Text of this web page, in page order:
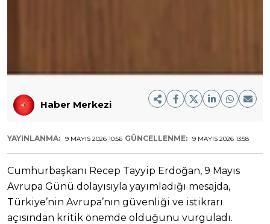
Haber Merkezi
YAYINLANMA: 9 MAYIS 2026 10:56 GÜNCELLENME: 9 MAYIS 2026 13:58
Cumhurbaşkanı Recep Tayyip Erdoğan, 9 Mayıs
Avrupa Günü dolayısıyla yayımladığı mesajda,
Türkiye’nin Avrupa’nın güvenliği ve istikrarı
açısından kritik önemde olduğunu vurguladı.